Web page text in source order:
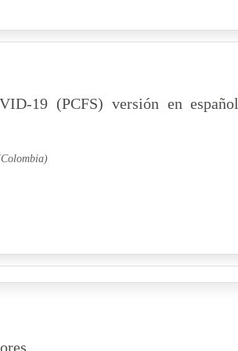
19 (PCFS) versión en español